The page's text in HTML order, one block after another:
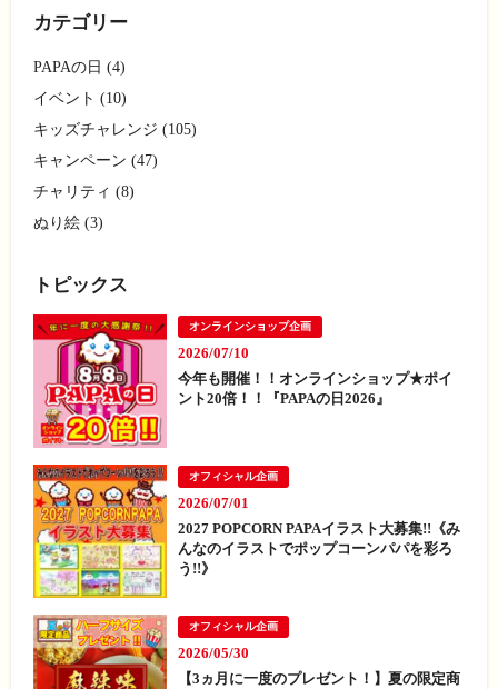
カテゴリー
PAPAの日 (4)
イベント (10)
キッズチャレンジ (105)
キャンペーン (47)
チャリティ (8)
ぬり絵 (3)
トピックス
オンラインショップ企画
2026/07/10
今年も開催！！オンラインショップ★ポイ
ント20倍！！『PAPAの日2026』
オフィシャル企画
2026/07/01
2027 POPCORN PAPAイラスト大募集!!《み
んなのイラストでポップコーンパパを彩ろ
う!!》
オフィシャル企画
2026/05/30
【3ヵ月に一度のプレゼント！】夏の限定商